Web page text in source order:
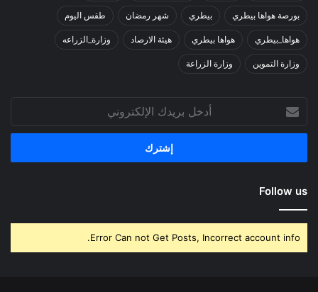
بورصة هواها بيطري بيطري شهر رمضان طقس اليوم
هواها_بيطري هواها بيطري هيئة الارصاد وزارة_الزراعه
وزارة التموين وزارة الزراعة
أدخل
بريدك
الإلكتروني
Follow us
Error Can not Get Posts, Incorrect account info.